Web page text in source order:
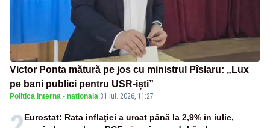
Victor Ponta mătură pe jos cu ministrul Pîslaru: „Lux
pe bani publici pentru USR-iști”
Politica Interna - nationala·31 iul. 2026, 11:27
Eurostat: Rata inflaţiei a urcat până la 2,9% în iulie,